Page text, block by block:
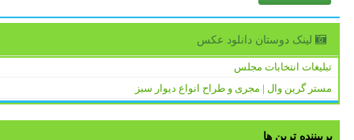
لینک دوستان دانلود عكس
تبلیغات انتخابات مجلس
مستر گرین وال | مجری و طراح انواع دیوار سبز
پربیننده ترین ها